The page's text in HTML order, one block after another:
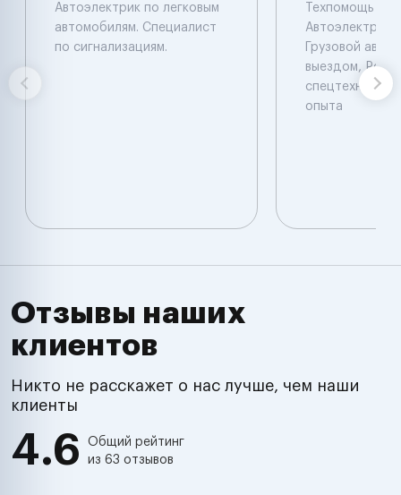
Автоэлектрик по легковым
автомобилям. Специалист
по сигнализациям.
Техпомощь на
Автоэлектрик
Грузовой
выездом,
спецтехники
опыта
Отзывы наших
клиентов
Никто не расскажет о нас лучше, чем наши
клиенты
4.6
Общий рейтинг
из 63 отзывов